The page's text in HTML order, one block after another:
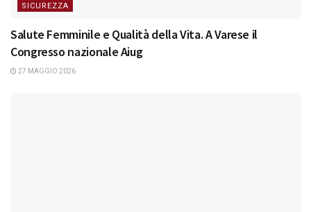
SICUREZZA
Salute Femminile e Qualità della Vita. A Varese il
Congresso nazionale Aiug
27 MAGGIO 2026